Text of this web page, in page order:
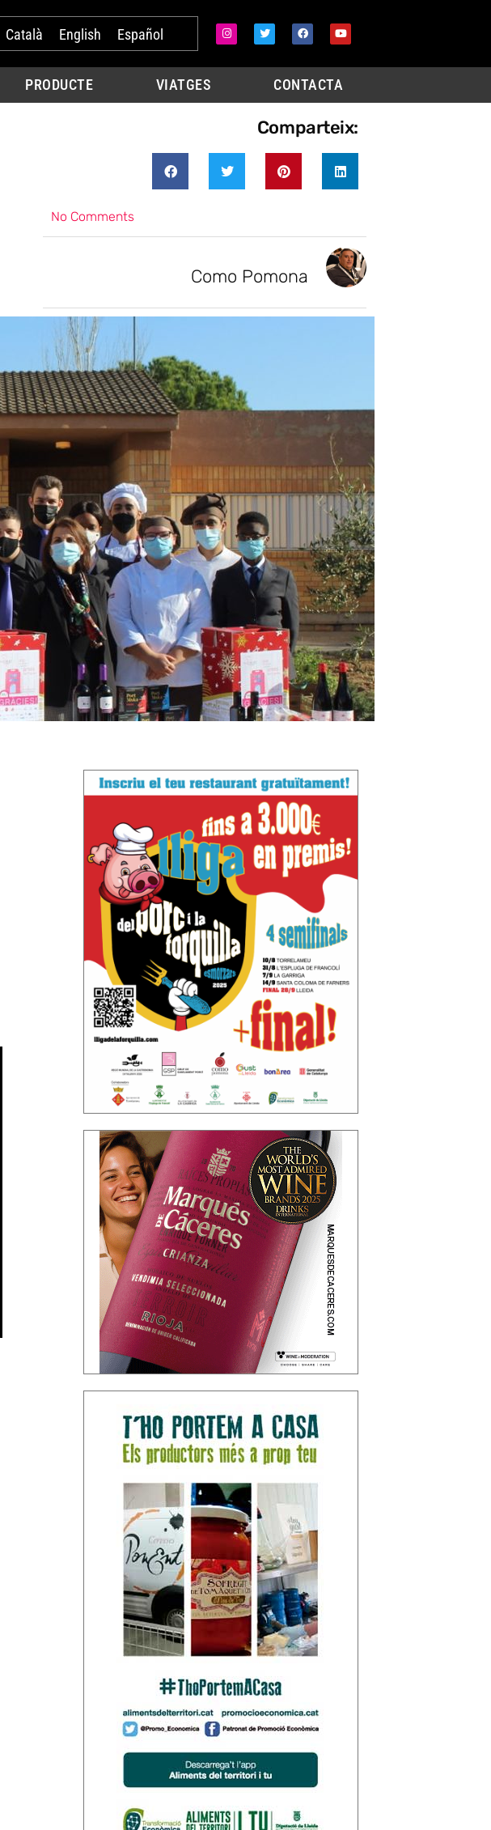
Català English Español
PRODUCTE VIATGES CONTACTA
Comparteix:
No Comments
Como Pomona